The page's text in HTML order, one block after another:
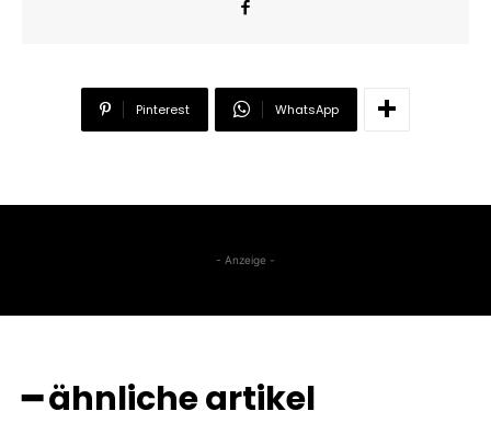
Pinterest WhatsApp
- Anzeige -
━ ähnliche artikel